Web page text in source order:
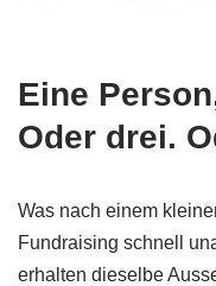
Eine
Oder drei.
Was nach einem
Fundraising schnell
erhalten dieselbe